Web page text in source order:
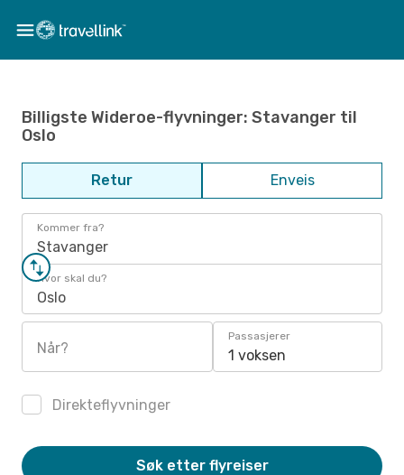
Billigste Wideroe-flyvninger: Stavanger til
Oslo
Retur Enveis
Kommer fra?
Stavanger
Hvor skal du?
Oslo
Når?
Passasjerer
1 voksen
Direkteflyvninger
Søk etter flyreiser